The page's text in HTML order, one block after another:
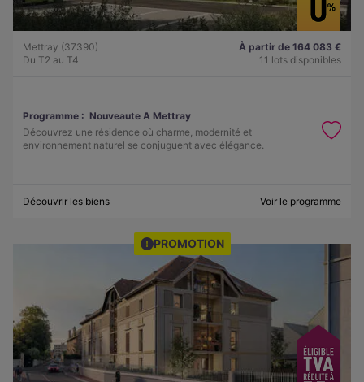
Mettray (37390)
Du T2 au T4
À partir de 164 083 €
11 lots disponibles
Programme : Nouveaute A Mettray
Découvrez une résidence où charme, modernité et
environnement naturel se conjuguent avec élégance.
Découvrir les biens Voir le programme
PROMOTION